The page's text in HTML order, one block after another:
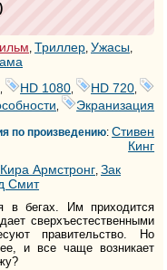
, Триллер, Ужасы,
HD 1080 HD 720
Экранизация
по произведению:Стивен
Кинг
Армстронг, Зак
Смит
бегах. Им приходится
сверхъестественными
правительство. Но
и все чаще возникает